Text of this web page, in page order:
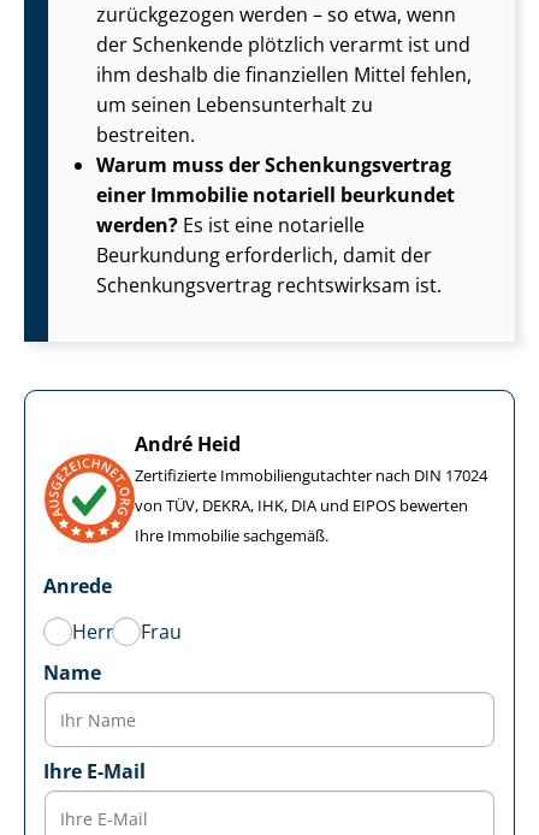
zurückgezogen werden – so etwa, wenn
der Schenkende plötzlich verarmt ist und
ihm deshalb die finanziellen Mittel fehlen,
um seinen Lebensunterhalt zu
bestreiten.
Warum muss der Schen­kungs­ver­trag
einer Immobilie notariell beurkundet
werden? Es ist eine notarielle
Beurkundung erforderlich, damit der
Schen­kungs­ver­trag rechtswirksam ist.
André Heid
Zertifizierte Im­mo­bi­li­en­gut­ach­ter nach DIN 17024
von TÜV, DEKRA, IHK, DIA und EIPOS bewerten
Ihre Immobilie sachgemäß.
Anrede
Herr
Frau
Name
Ihre E-Mail